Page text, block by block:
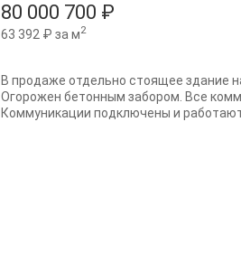
80 000 700 ₽
63 392 ₽ за м2
В продаже отдельно стоящее здание
Огорожен бетонным забором. Все
Коммуникации подключены и